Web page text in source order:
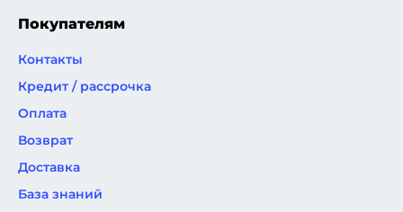
Покупателям
Контакты
Кредит / рассрочка
Оплата
Возврат
Доставка
База знаний